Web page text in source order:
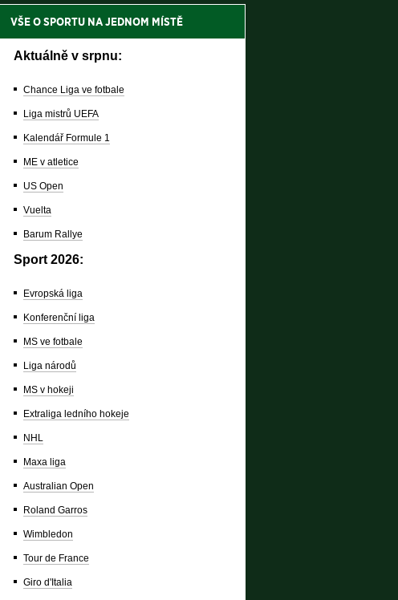
VŠE O SPORTU NA JEDNOM MÍSTĚ
Aktuálně v srpnu:
Chance Liga ve fotbale
Liga mistrů UEFA
Kalendář Formule 1
ME v atletice
US Open
Vuelta
Barum Rallye
Sport 2026:
Evropská liga
Konferenční liga
MS ve fotbale
Liga národů
MS v hokeji
Extraliga ledního hokeje
NHL
Maxa liga
Australian Open
Roland Garros
Wimbledon
Tour de France
Giro d'Italia